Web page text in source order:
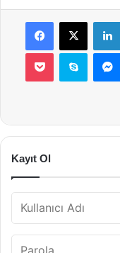
Facebook
X
Pocket Skype
Kayıt Ol